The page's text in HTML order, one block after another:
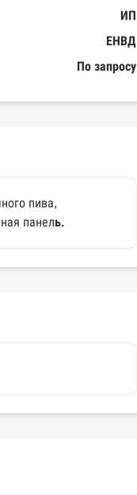
ИП
ЕНВД
По запросу
пива,
панель.